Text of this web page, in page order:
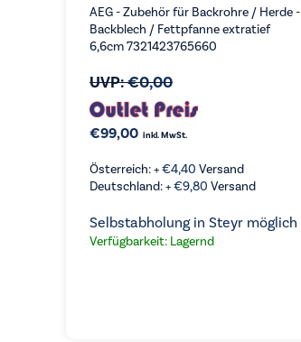
AEG - Zubehör für Backrohre / Herde -
Backblech / Fettpfanne extratief
6,6cm 7321423765660
UVP:€0,00
€99,00 inkl. MwSt.
Österreich: +€4,40 Versand
Deutschland: +€9,80 Versand
Selbstabholung in Steyr möglich
Verfügbarkeit: Lagernd